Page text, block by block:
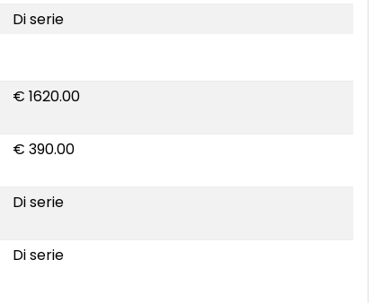
Di serie
€ 1620.00
€ 390.00
Di serie
Di serie